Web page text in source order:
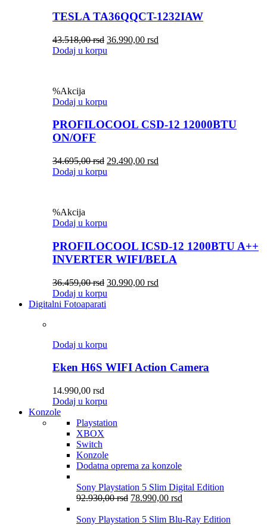
TESLA TA36QQCT-1232IAW
43.518,00rsd 36.990,00 rsd
Dodaj u korpu
%Akcija
Dodaj u korpu
PROFILOCOOL CSD-12 12000BTU
ON/OFF
34.695,00rsd 29.490,00 rsd
Dodaj u korpu
%Akcija
Dodaj u korpu
PROFILOCOOL ICSD-12 1200BTU A++
INVERTER WIFI/BELA
36.459,00rsd 30.990,00 rsd
Dodaj u korpu
Digitalni Fotoaparati
Dodaj u korpu
Eken H6S WIFI Action Camera
14.990,00 rsd
Dodaj u korpu
Konzole
Playstation
XBOX
Switch
Konzole
Dodatna oprema za konzole
Sony Playstation 5 Slim Digital Edition
92.930,00rsd 78.990,00 rsd
Sony Playstation 5 Slim Blu-Ray Edition